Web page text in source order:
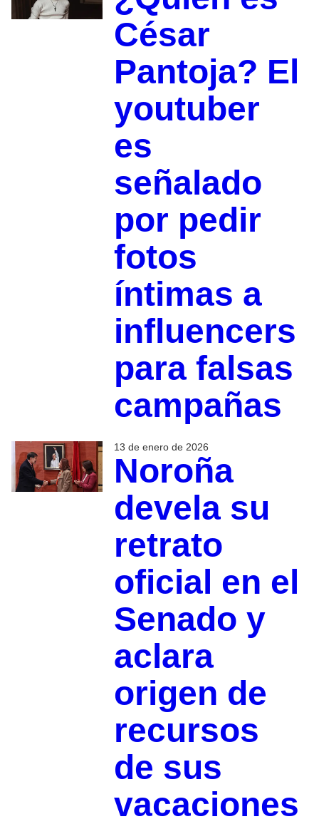
César
Pantoja? El
youtuber
es
señalado
por pedir
fotos
íntimas a
influencers
para falsas
campañas
13 de enero de 2026
Noroña
devela su
retrato
oficial en el
Senado y
aclara
origen de
recursos
de sus
vacaciones